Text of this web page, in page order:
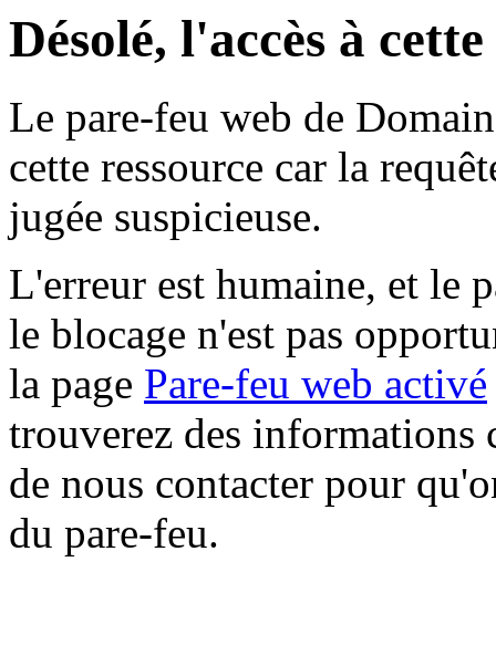
Désolé, l'accès à
Le pare-feu web de
cette ressource car la
jugée suspicieuse.
L'erreur est humaine, et le
le blocage n'est pas
la page Pare-feu web activé
trouverez des informations
de nous contacter pour
du pare-feu.